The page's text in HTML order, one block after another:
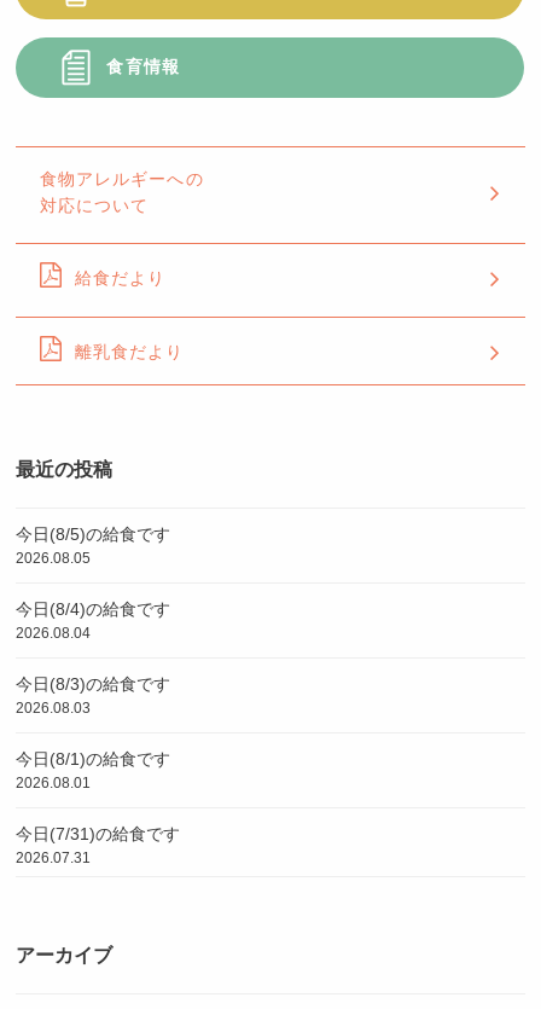
食育情報
食物アレルギーへの
対応について
給食だより
離乳食だより
最近の投稿
今日(8/5)の給食です
2026.08.05
今日(8/4)の給食です
2026.08.04
今日(8/3)の給食です
2026.08.03
今日(8/1)の給食です
2026.08.01
今日(7/31)の給食です
2026.07.31
アーカイブ